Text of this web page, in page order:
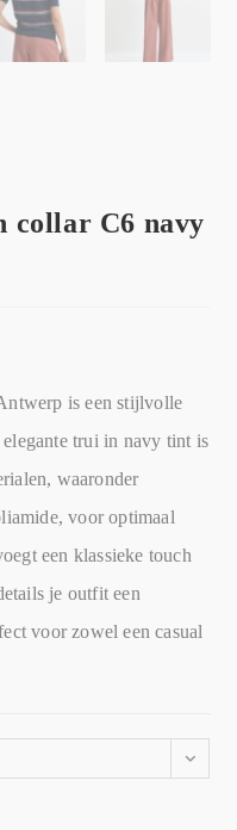
collar C6 navy
is een stijlvolle
trui in navy tint is
waaronder
voor optimaal
een klassieke touch
je outfit een
voor zowel een casual